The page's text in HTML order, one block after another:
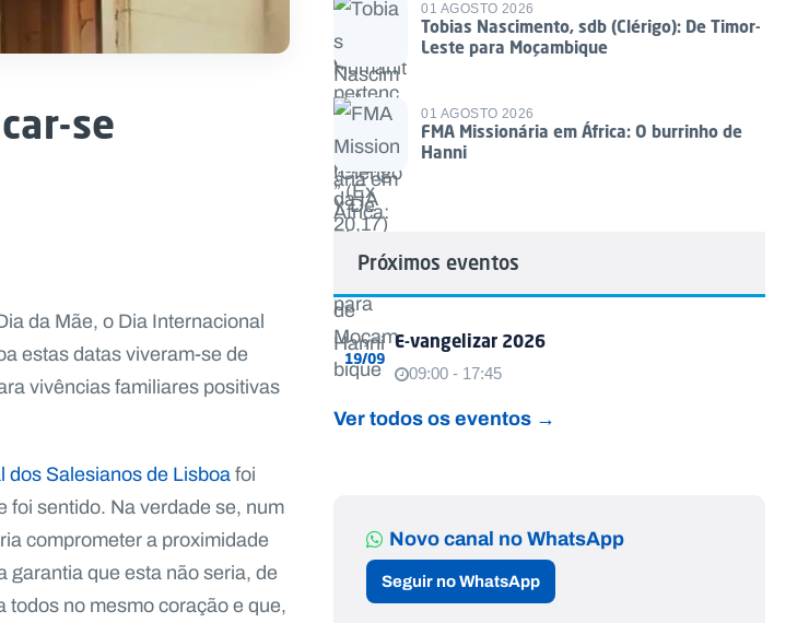
se
da Mãe, o Dia Internacional
estas datas viveram-se de
vivências familiares positivas
dos Salesianos de Lisboafoi
foi sentido. Na verdade se, num
comprometer a proximidade
que esta não seria, de
no mesmo coração e que,
01 AGOSTO 2026
Tobias Nascimento, sdb (Clérigo): De Timor-
Leste para Moçambique
01 AGOSTO 2026
FMA Missionária em África: O burrinho de
Hanni
Próximos eventos
19/09
E-vangelizar 2026
09:00 - 17:45
Ver todos os eventos →
Novo canal no WhatsApp
Seguir no WhatsApp